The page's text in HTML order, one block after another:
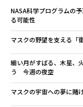
NASA科学プログラムの
る可能性
マスクの野望を支える「
細い月がすばる、木星、
う 今週の夜空
マスクの宇宙への夢に賭